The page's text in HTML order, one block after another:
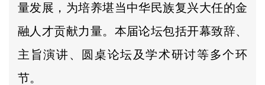
量发展，为培养堪当中华民族复兴大任的金
融人才贡献力量。本届论坛包括开幕致辞、
主旨演讲、圆桌论坛及学术研讨等多个环
节。